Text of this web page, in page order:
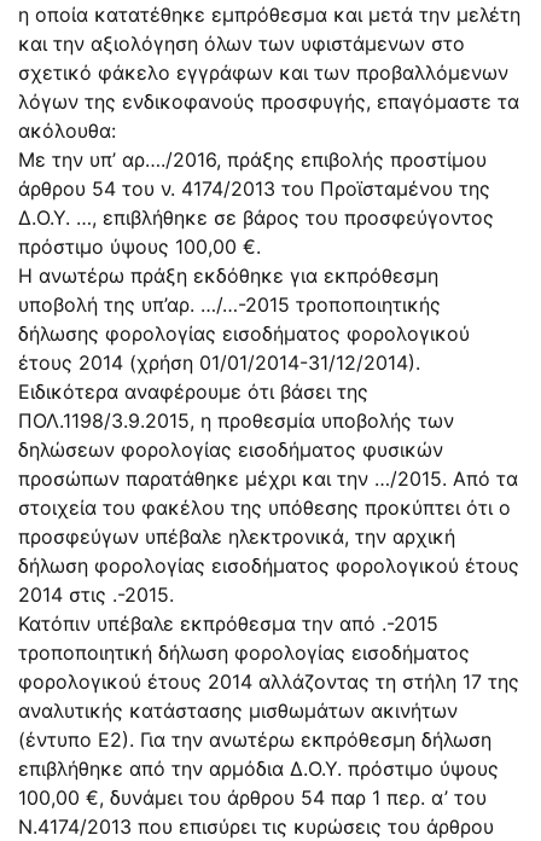
η οποία κατατέθηκε εμπρόθεσμα και μετά την μελέτη
και την αξιολόγηση όλων των υφιστάμενων στο
σχετικό φάκελο εγγράφων και των προβαλλόμενων
λόγων της ενδικοφανούς προσφυγής, επαγόμαστε τα
ακόλουθα:
Με την υπ’ αρ…./2016, πράξης επιβολής προστίμου
άρθρου 54 του ν. 4174/2013 του Προϊσταμένου της
Δ.Ο.Υ. …, επιβλήθηκε σε βάρος του προσφεύγοντος
πρόστιμο ύψους 100,00 €.
Η ανωτέρω πράξη εκδόθηκε για εκπρόθεσμη
υποβολή της υπ’αρ. …/…-2015 τροποποιητικής
δήλωσης φορολογίας εισοδήματος φορολογικού
έτους 2014 (χρήση 01/01/2014-31/12/2014).
Ειδικότερα αναφέρουμε ότι βάσει της
ΠΟΛ.1198/3.9.2015, η προθεσμία υποβολής των
δηλώσεων φορολογίας εισοδήματος φυσικών
προσώπων παρατάθηκε μέχρι και την …/2015. Από τα
στοιχεία του φακέλου της υπόθεσης προκύπτει ότι ο
προσφεύγων υπέβαλε ηλεκτρονικά, την αρχική
δήλωση φορολογίας εισοδήματος φορολογικού έτους
2014 στις .-2015.
Κατόπιν υπέβαλε εκπρόθεσμα την από .-2015
τροποποιητική δήλωση φορολογίας εισοδήματος
φορολογικού έτους 2014 αλλάζοντας τη στήλη 17 της
αναλυτικής κατάστασης μισθωμάτων ακινήτων
(έντυπο Ε2). Για την ανωτέρω εκπρόθεσμη δήλωση
επιβλήθηκε από την αρμόδια Δ.Ο.Υ. πρόστιμο ύψους
100,00 €, δυνάμει του άρθρου 54 παρ 1 περ. α’ του
Ν.4174/2013 που επισύρει τις κυρώσεις του άρθρου